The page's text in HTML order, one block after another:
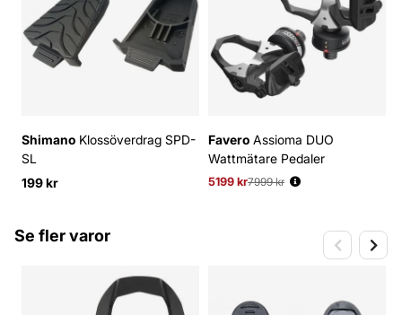
Shimano Klossöverdrag SPD-
SL
199 kr
Favero Assioma DUO
Wattmätare Pedaler
5199 kr
Ordinarie pris:
7999 kr
Se fler varor